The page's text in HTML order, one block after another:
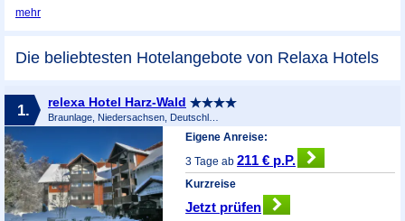
mehr
Die beliebtesten Hotelangebote von Relaxa Hotels
1. relexa Hotel Harz-Wald
Braunlage, Niedersachsen, Deutschland
Eigene Anreise:
3 Tage ab211 € p.P.
Kurzreise
Jetzt prüfen